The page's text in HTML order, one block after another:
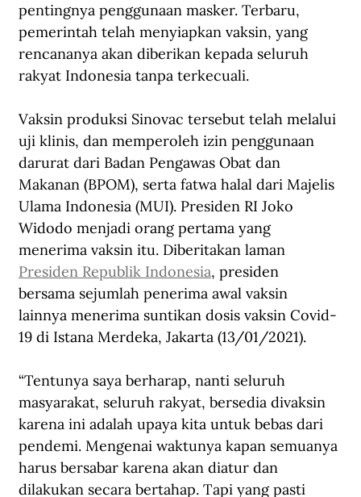
pentingnya penggunaan masker. Terbaru,
pemerintah telah menyiapkan vaksin, yang
rencananya akan diberikan kepada seluruh
rakyat Indonesia tanpa terkecuali.
Vaksin produksi Sinovac tersebut telah melalui
uji klinis, dan memperoleh izin penggunaan
darurat dari Badan Pengawas Obat dan
Makanan (BPOM), serta fatwa halal dari Majelis
Ulama Indonesia (MUI). Presiden RI Joko
Widodo menjadi orang pertama yang
menerima vaksin itu. Diberitakan laman
Presiden Republik Indonesia, presiden
bersama sejumlah penerima awal vaksin
lainnya menerima suntikan dosis vaksin Covid-
19 di Istana Merdeka, Jakarta (13/01/2021).
“Tentunya saya berharap, nanti seluruh
masyarakat, seluruh rakyat, bersedia divaksin
karena ini adalah upaya kita untuk bebas dari
pendemi. Mengenai waktunya kapan semuanya
harus bersabar karena akan diatur dan
dilakukan secara bertahap. Tapi yang pasti